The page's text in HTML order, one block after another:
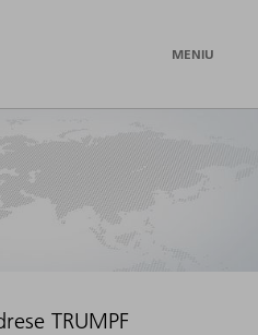
MENIU
TRUMPF